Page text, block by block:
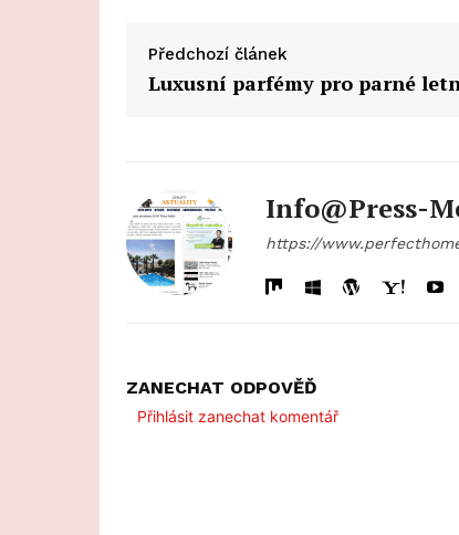
Předchozí článek
Luxusní parfémy pro parné
Info@press-
https://
ZANECHAT ODPOVĚĎ
Přihlásit zanechat komentář